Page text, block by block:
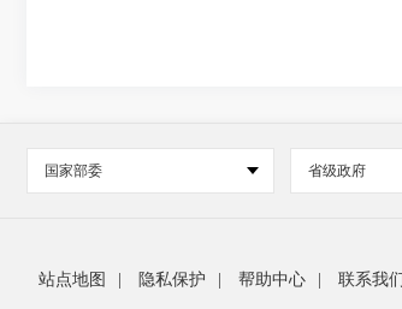
国家部委 省级政府
站点地图 隐私保护 帮助中心 联系我们